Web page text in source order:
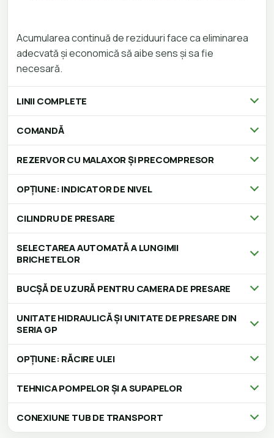
Acumularea continuă de reziduuri face ca eliminarea
adecvată și economică să aibe sens și sa fie
necesară.
LINII COMPLETE
COMANDĂ
REZERVOR CU MALAXOR ȘI PRECOMPRESOR
OPȚIUNE: INDICATOR DE NIVEL
CILINDRU DE PRESARE
SELECTAREA AUTOMATĂ A LUNGIMII
BRICHETELOR
BUCȘĂ DE UZURĂ PENTRU CAMERA DE PRESARE
UNITATE HIDRAULICĂ ȘI UNITATE DE PRESARE DIN
SERIA GP
OPȚIUNE: RĂCIRE ULEI
TEHNICA POMPELOR ȘI A SUPAPELOR
CONEXIUNE TUB DE TRANSPORT